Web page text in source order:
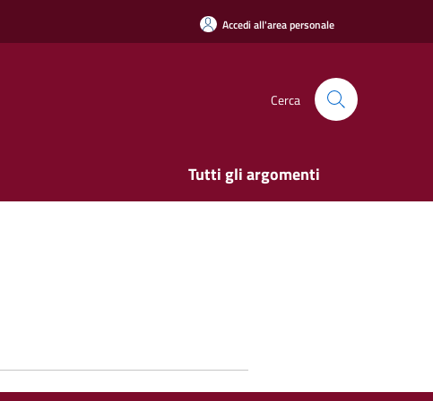
Accedi all'area personale
Cerca
Tutti gli argomenti